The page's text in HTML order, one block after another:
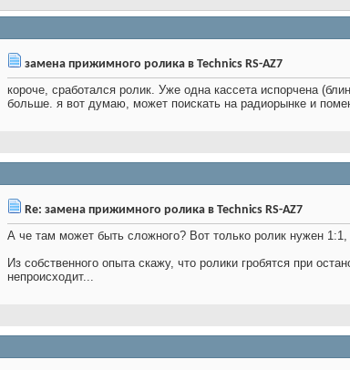
замена прижимного ролика в Technics RS-AZ7
короче, сработался ролик. Уже одна кассета испорчена
больше. я вот думаю, может поискать на радиорынке и
Re: замена прижимного ролика в Technics RS-AZ7
А че там может быть сложного? Вот только ролик нужен
Из собственного опыта скажу, что ролики гробятся при
непроисходит...